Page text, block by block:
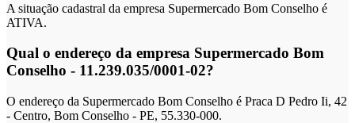
A situação cadastral da empresa Supermercado Bom Conselho é
ATIVA.
Qual o endereço da empresa Supermercado Bom
Conselho - 11.239.035/0001-02?
O endereço da Supermercado Bom Conselho é Praca D Pedro Ii, 42
- Centro, Bom Conselho - PE, 55.330-000.